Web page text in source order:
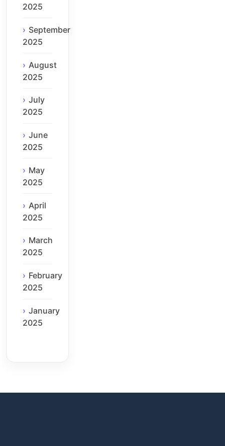
2025
September
2025
August
2025
July
2025
June
2025
May
2025
April
2025
March
2025
February
2025
January
2025